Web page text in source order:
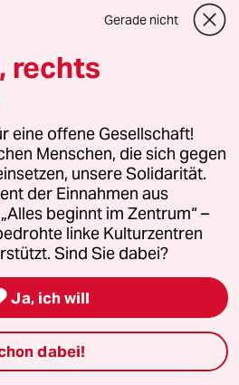
Gerade nicht
rechts
eine offene Gesellschaft!
Menschen, die sich gegen
unsere Solidarität.
der Einnahmen aus
beginnt im Zentrum“ –
linke Kulturzentren
Sind Sie dabei?
Ja, ich will
dabei!